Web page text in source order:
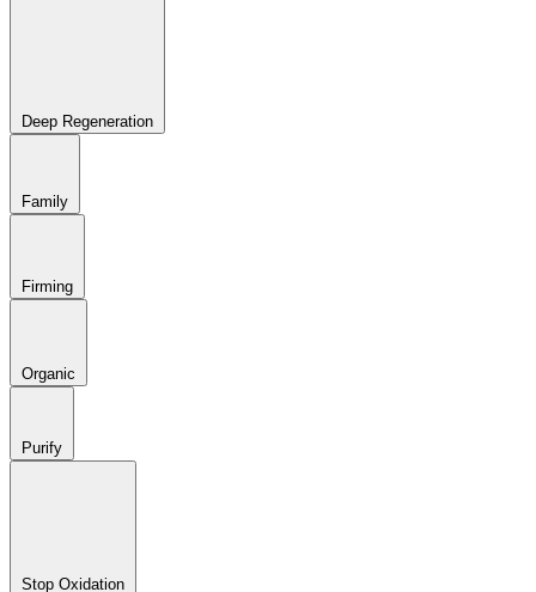
Deep Regeneration
Family
Firming
Organic
Purify
Stop Oxidation